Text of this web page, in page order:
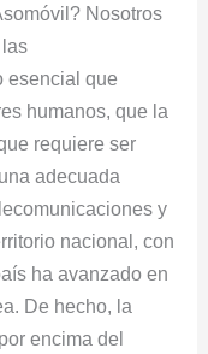
Nosotros
esencial que
humanos, que la
requiere ser
adecuada
y
nacional, con
ha avanzado en
De hecho, la
encima del